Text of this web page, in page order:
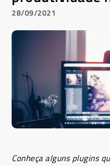
28/09/2021
Conheça alguns plugins